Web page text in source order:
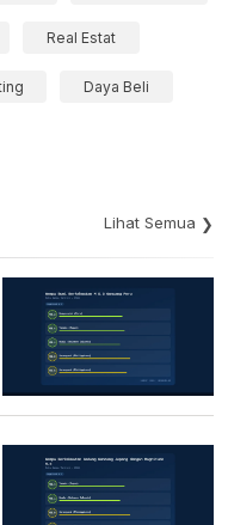
Real Estat
Daya Beli
Lihat Semua